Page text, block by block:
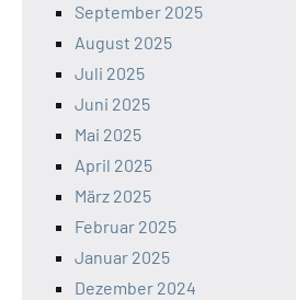
September 2025
August 2025
Juli 2025
Juni 2025
Mai 2025
April 2025
März 2025
Februar 2025
Januar 2025
Dezember 2024